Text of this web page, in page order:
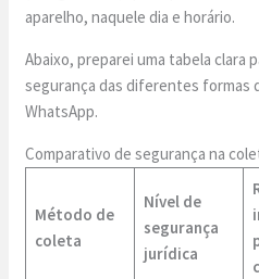
aparelho, naquele dia e horário.
Abaixo, preparei uma tabela clara
segurança das diferentes formas
WhatsApp.
Comparativo de segurança na
Método de
coleta
Nível de
segurança
jurídica